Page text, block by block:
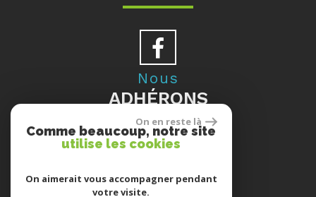
Nous
ADHÉRONS
Se
On en reste là
Comme beaucoup, notre site
utilise les cookies
On aimerait vous accompagner pendant
votre visite.